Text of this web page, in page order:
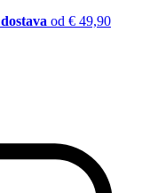
od € 49,90